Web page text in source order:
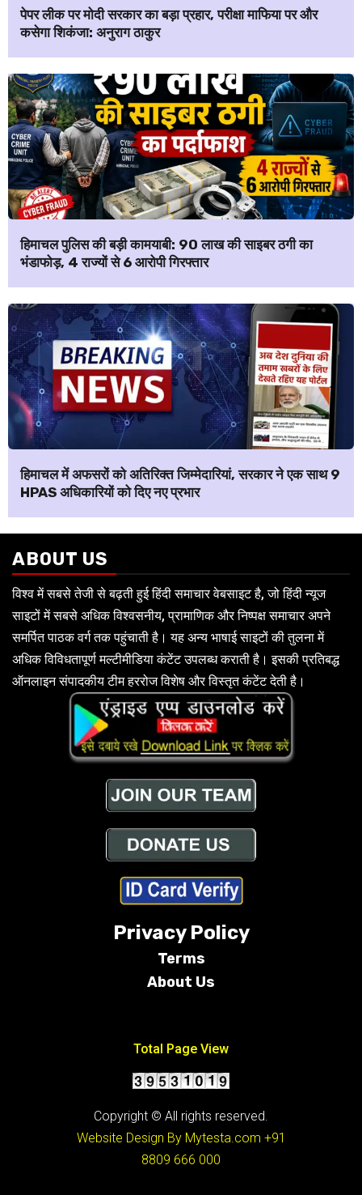
पेपर लीक पर मोदी सरकार का बड़ा प्रहार, परीक्षा माफिया पर और
कसेगा शिकंजा: अनुराग ठाकुर
हिमाचल पुलिस की बड़ी कामयाबी: ₹90 लाख की साइबर ठगी का
भंडाफोड़, 4 राज्यों से 6 आरोपी गिरफ्तार
हिमाचल में अफसरों को अतिरिक्त जिम्मेदारियां, सरकार ने एक साथ 9
HPAS अधिकारियों को दिए नए प्रभार
ABOUT US
विश्व में सबसे तेजी से बढ़ती हुई हिंदी समाचार वेबसाइट है, जो हिंदी न्यूज
साइटों में सबसे अधिक विश्वसनीय, प्रामाणिक और निष्पक्ष समाचार अपने
समर्पित पाठक वर्ग तक पहुंचाती है। यह अन्य भाषाई साइटों की तुलना में
अधिक विविधतापूर्ण मल्टीमीडिया कंटेंट उपलब्ध कराती है। इसकी प्रतिबद्ध
ऑनलाइन संपादकीय टीम हररोज विशेष और विस्तृत कंटेंट देती है।
Privacy Policy
Terms
About Us
Total Page View
Copyright © All rights reserved.
Website Design By Mytesta.com +91
8809 666 000